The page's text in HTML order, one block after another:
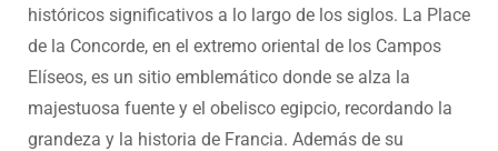
históricos significativos a lo largo de los siglos. La Place
de la Concorde, en el extremo oriental de los Campos
Elíseos, es un sitio emblemático donde se alza la
majestuosa fuente y el obelisco egipcio, recordando la
grandeza y la historia de Francia. Además de su